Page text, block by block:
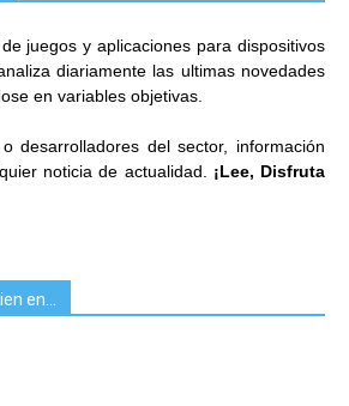
juegos y aplicaciones para dispositivos
diariamente las ultimas novedades
en variables objetivas.
desarrolladores del sector, información
noticia de actualidad. ¡Lee, Disfruta
en…